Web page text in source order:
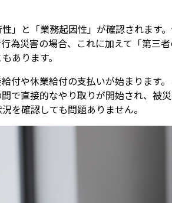
」と「業務起因性」が確認されます
為災害の場合、これに加えて「第三
あります。
付や休業給付の支払いが始まります
で直接的なやり取りが開始され、被
を確認しても問題ありません。